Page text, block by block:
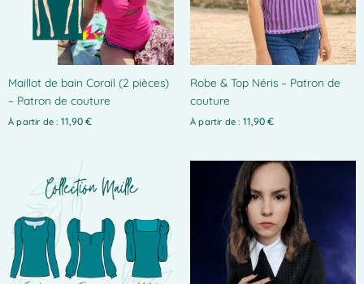
Maillot de bain Corail (2 pièces)
– Patron de couture
À partir de : 11,90 €
options
peuvent
sur
la
page
Robe & Top Néris – Patron de
couture
À partir de : 11,90 €
plusieurs
variations.
Les
options